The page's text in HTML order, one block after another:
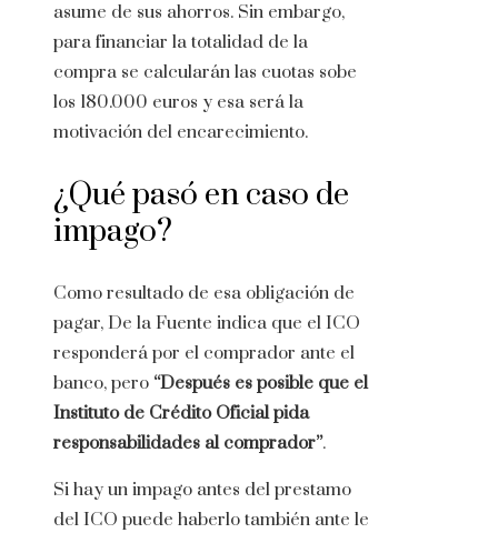
asume de sus ahorros. Sin embargo,
para financiar la totalidad de la
compra se calcularán las cuotas sobe
los 180.000 euros y esa será la
motivación del encarecimiento.
¿Qué pasó en caso de
impago?
Como resultado de esa obligación de
pagar, De la Fuente indica que el ICO
responderá por el comprador ante el
banco, pero “Después es posible que el
Instituto de Crédito Oficial pida
responsabilidades al comprador”.
Si hay un impago antes del prestamo
del ICO puede haberlo también ante le